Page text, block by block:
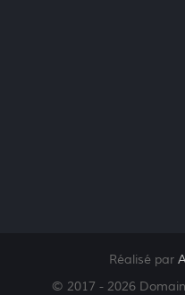
Réalisé par
© 2017 - 2026